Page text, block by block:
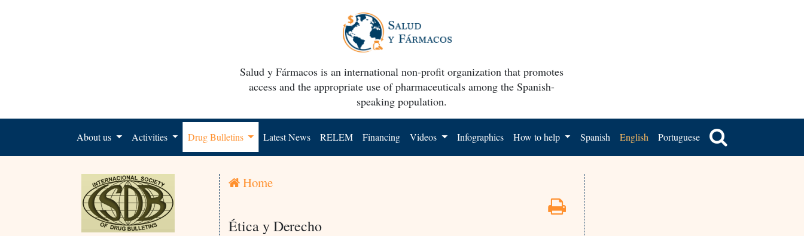
Salud y Fármacos is an international non-profit organization that promotes
access and the appropriate use of pharmaceuticals among the Spanish-
speaking population.
About us Activities Drug Bulletins Latest News RELEM Financing Videos Infographics How to help Spanish English Portuguese
Home
Ética y Derecho